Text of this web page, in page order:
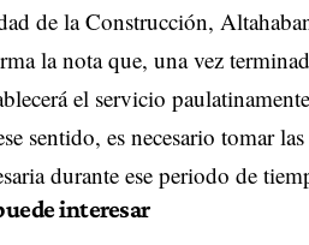
de la Construcción,
la nota que, una vez
el servicio
sentido, es necesario tomar
durante ese periodo de
interesar